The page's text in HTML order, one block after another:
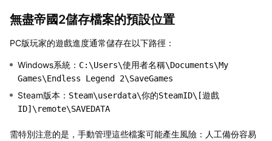
無盡帝國2儲存檔案的預設位置
PC版玩家的遊戲進度通常儲存在以下路徑：
Windows系統： C:\Users\使用者名稱\Documents\My
Games\Endless Legend 2\SaveGames
Steam版本： Steam\userdata\你的SteamID\[遊戲
ID]\remote\SAVEDATA
需特別注意的是，手動管理這些檔案可能產生風險：人工備份容易